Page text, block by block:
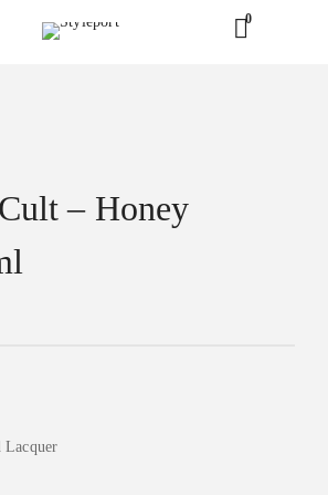
0
– Honey